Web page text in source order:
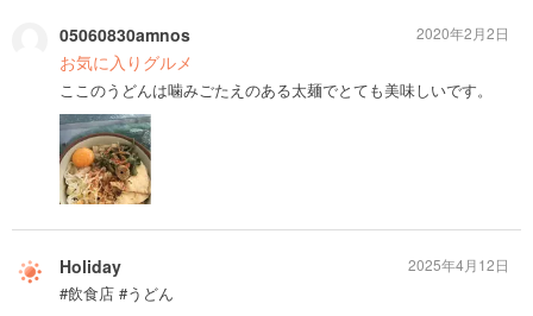
05060830amnos
お気に入りグルメ
ここのうどんは噛みごたえのある太麺でとても美味しいです。
2020年2月2日
Holiday
#飲食店 #うどん
2025年4月12日